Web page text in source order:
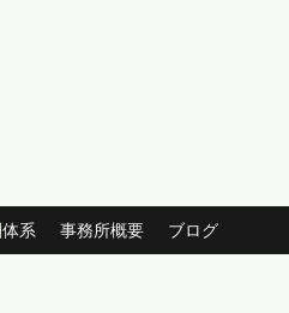
系 事務所概要 ブログ